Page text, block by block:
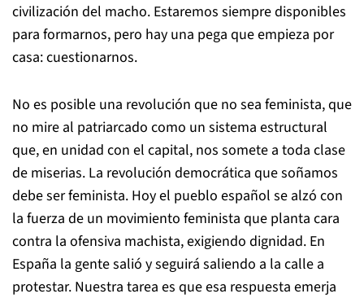
civilización del macho. Estaremos siempre disponibles
para formarnos, pero hay una pega que empieza por
casa: cuestionarnos.
No es posible una revolución que no sea feminista, que
no mire al patriarcado como un sistema estructural
que, en unidad con el capital, nos somete a toda clase
de miserias. La revolución democrática que soñamos
debe ser feminista. Hoy el pueblo español se alzó con
la fuerza de un movimiento feminista que planta cara
contra la ofensiva machista, exigiendo dignidad. En
España la gente salió y seguirá saliendo a la calle a
protestar. Nuestra tarea es que esa respuesta emerja